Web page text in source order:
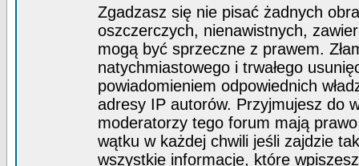
Zgadzasz się nie pisać żadnych
oszczerczych, nienawistnych,
mogą być sprzeczne z prawem.
natychmiastowego i trwałego
powiadomieniem odpowiednich
adresy IP autorów. Przyjmujesz do
moderatorzy tego forum mają
wątku w każdej chwili jeśli zajdzie
wszystkie informacje, które